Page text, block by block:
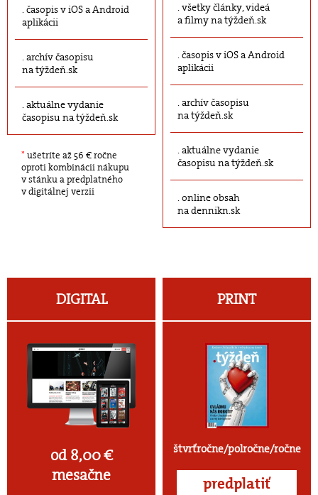
časopis v iOS a Android
aplikácii
archív časopisu
na týždeň.sk
aktuálne vydanie
časopisu na týždeň.sk
* ušetríte až 56 € ročne
oproti kombinácii nákupu
v stánku a predplatného
v digitálnej verzii
všetky články, videá
a filmy na týždeň.sk
časopis v iOS a Android
aplikácii
archív časopisu
na týždeň.sk
aktuálne vydanie
časopisu na týždeň.sk
online obsah
na dennikn.sk
DIGITAL
od 8,00 €
mesačne
PRINT
štvrťročne/polročne/ročne
predplatiť